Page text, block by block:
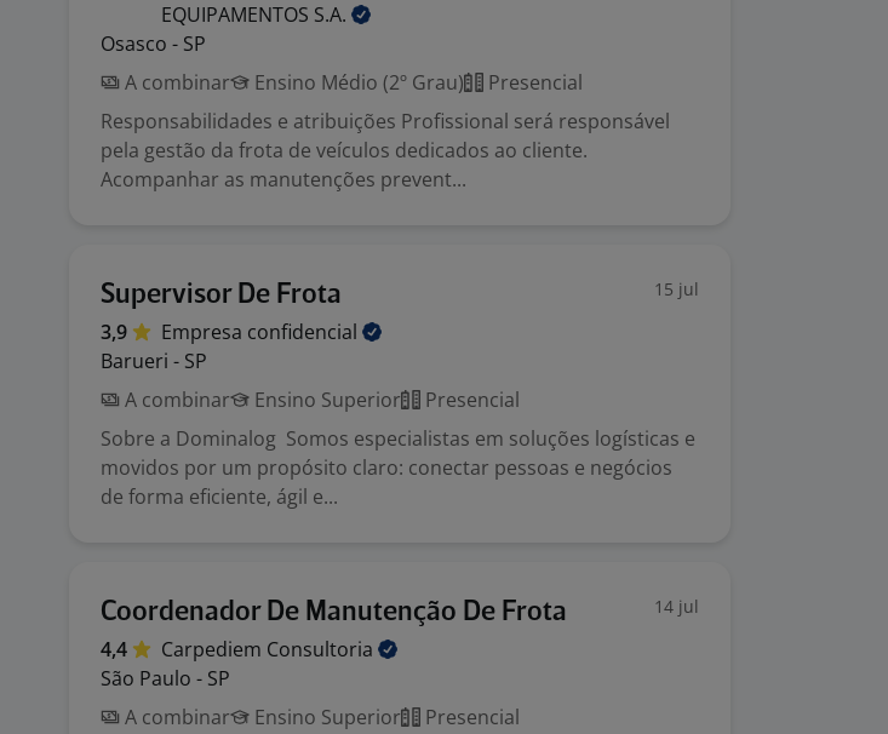
EQUIPAMENTOS S.A.
Osasco - SP
A combinar
Ensino Médio (2º Grau)
Presencial
Responsabilidades e atribuições Profissional será responsável
pela gestão da frota de veículos dedicados ao cliente.
Acompanhar as manutenções prevent...
Supervisor De Frota 15 jul
3,9 Empresa confidencial
Barueri - SP
A combinar
Ensino Superior
Presencial
Sobre a Dominalog Somos especialistas em soluções logísticas e
movidos por um propósito claro: conectar pessoas e negócios
de forma eficiente, ágil e...
Coordenador De Manutenção De Frota 14 jul
4,4 Carpediem Consultoria
São Paulo - SP
A combinar
Ensino Superior
Presencial